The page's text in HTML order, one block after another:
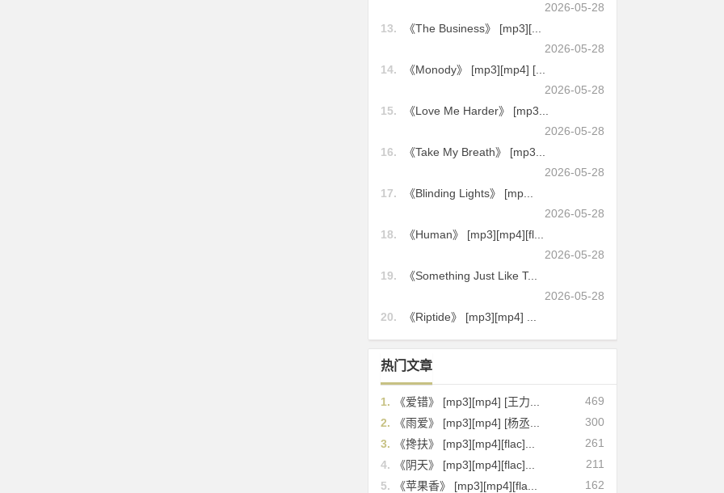
2026-05-28
13.
《The Business》 [mp3][...
2026-05-28
14.
《Monody》 [mp3][mp4] [...
2026-05-28
15.
《Love Me Harder》 [mp3...
2026-05-28
16.
《Take My Breath》 [mp3...
2026-05-28
17.
《Blinding Lights》 [mp...
2026-05-28
18.
《Human》 [mp3][mp4][fl...
2026-05-28
19.
《Something Just Like T...
2026-05-28
20.
《Riptide》 [mp3][mp4] ...
热门文章
469
1.
《爱错》 [mp3][mp4] [王力...
300
2.
《雨爱》 [mp3][mp4] [杨丞...
261
3.
《搀扶》 [mp3][mp4][flac]...
211
4.
《阴天》 [mp3][mp4][flac]...
162
5.
《苹果香》 [mp3][mp4][fla...